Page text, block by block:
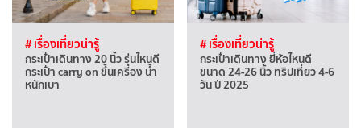
# เรื่องเที่ยวน่ารู้
กระเป๋าเดินทาง 20 นิ้ว รุ่นไหนดี
กระเป๋า carry on ขึ้นเครื่อง น้ำ
หนักเบา
# เรื่องเที่ยวน่ารู้
กระเป๋าเดินทาง ยี่ห้อไหนดี
ขนาด 24-26 นิ้ว ทริปเที่ยว 4-6
วัน ปี 2025